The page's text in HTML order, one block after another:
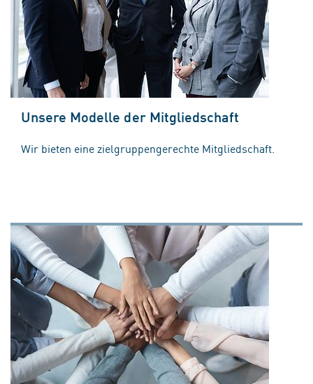
Unsere Modelle der Mitgliedschaft
Wir bieten eine zielgruppengerechte Mitgliedschaft.